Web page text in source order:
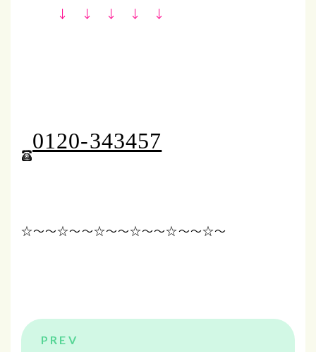
↓ ↓ ↓ ↓ ↓
0120-343457
☆～～☆～～☆～～☆～～☆～～☆～